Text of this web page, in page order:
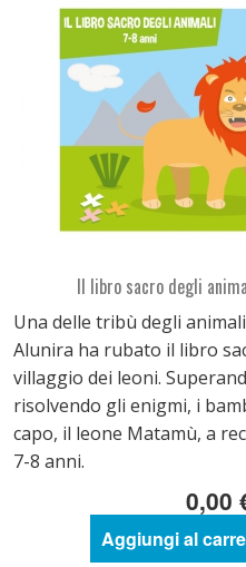
Il libro sacro degli
Una delle tribù degli
Alunira ha rubato il libro
villaggio dei leoni.
risolvendo gli enigmi, i
capo, il leone Matamù, a
7-8 anni.
0,00
Aggiungi al